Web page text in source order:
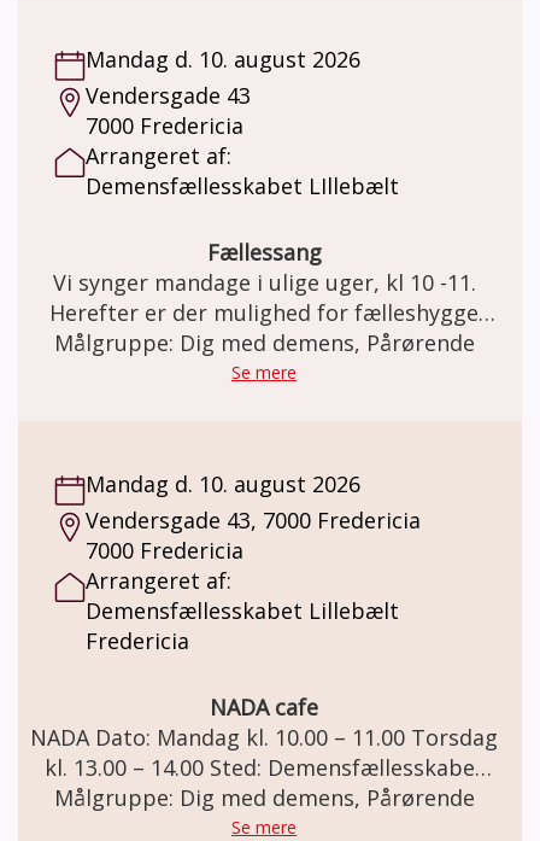
Mandag d. 10. august 2026
Vendersgade 43
7000 Fredericia
Arrangeret af:
Demensfællesskabet LIllebælt
Fællessang
Vi synger mandage i ulige uger, kl 10 -11.
Herefter er der mulighed for fælleshygge
med en kop kaffe. Pårørende er meget
Målgruppe: Dig med demens, Pårørende
Se mere
Mandag d. 10. august 2026
Vendersgade 43, 7000 Fredericia
7000 Fredericia
Arrangeret af:
Demensfællesskabet Lillebælt
Fredericia
NADA cafe
NADA Dato: Mandag kl. 10.00 – 11.00 Torsdag
kl. 13.00 – 14.00 Sted: Demensfællesskabet
Lillebælt. Vendersgade 43, 7000 Fredericia.
Demensteamet tilbyder NADA til mennesker
Målgruppe: Dig med demens, Pårørende
Se mere